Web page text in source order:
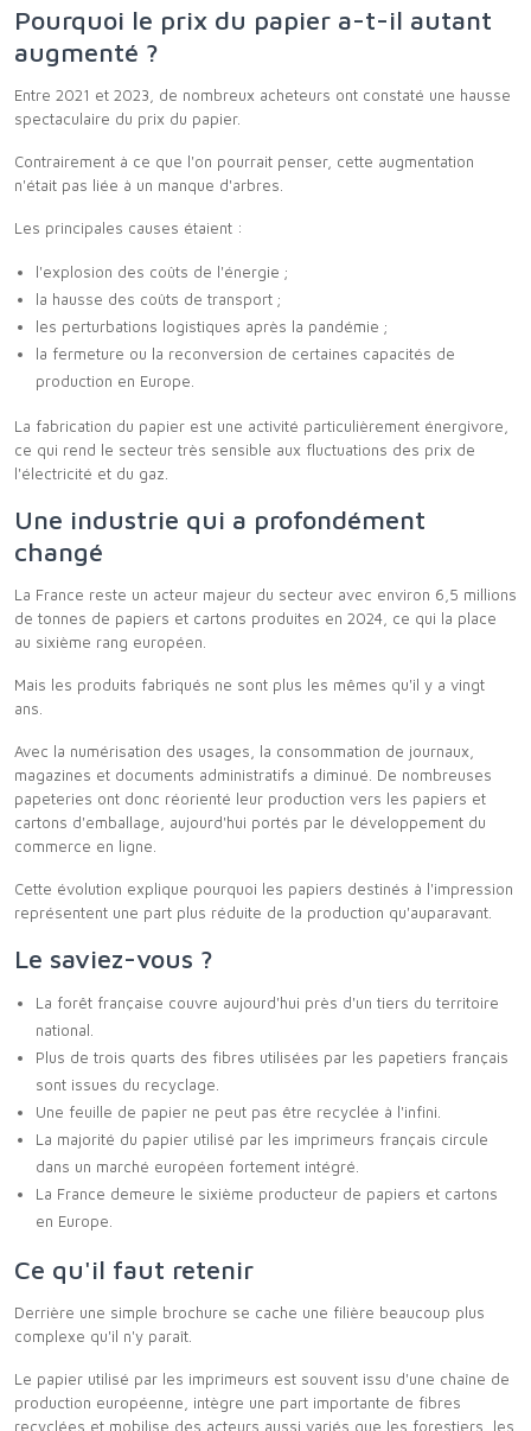
Pourquoi le prix du papier a-t-il autant
augmenté ?
Entre 2021 et 2023, de nombreux acheteurs ont constaté une hausse
spectaculaire du prix du papier.
Contrairement à ce que l'on pourrait penser, cette augmentation
n'était pas liée à un manque d'arbres.
Les principales causes étaient :
l'explosion des coûts de l'énergie ;
la hausse des coûts de transport ;
les perturbations logistiques après la pandémie ;
la fermeture ou la reconversion de certaines capacités de
production en Europe.
La fabrication du papier est une activité particulièrement énergivore,
ce qui rend le secteur très sensible aux fluctuations des prix de
l'électricité et du gaz.
Une industrie qui a profondément
changé
La France reste un acteur majeur du secteur avec environ 6,5 millions
de tonnes de papiers et cartons produites en 2024, ce qui la place
au sixième rang européen.
Mais les produits fabriqués ne sont plus les mêmes qu'il y a vingt
ans.
Avec la numérisation des usages, la consommation de journaux,
magazines et documents administratifs a diminué. De nombreuses
papeteries ont donc réorienté leur production vers les papiers et
cartons d'emballage, aujourd'hui portés par le développement du
commerce en ligne.
Cette évolution explique pourquoi les papiers destinés à l'impression
représentent une part plus réduite de la production qu'auparavant.
Le saviez-vous ?
La forêt française couvre aujourd'hui près d'un tiers du territoire
national.
Plus de trois quarts des fibres utilisées par les papetiers français
sont issues du recyclage.
Une feuille de papier ne peut pas être recyclée à l'infini.
La majorité du papier utilisé par les imprimeurs français circule
dans un marché européen fortement intégré.
La France demeure le sixième producteur de papiers et cartons
en Europe.
Ce qu'il faut retenir
Derrière une simple brochure se cache une filière beaucoup plus
complexe qu'il n'y paraît.
Le papier utilisé par les imprimeurs est souvent issu d'une chaîne de
production européenne, intègre une part importante de fibres
recyclées et mobilise des acteurs aussi variés que les forestiers, les